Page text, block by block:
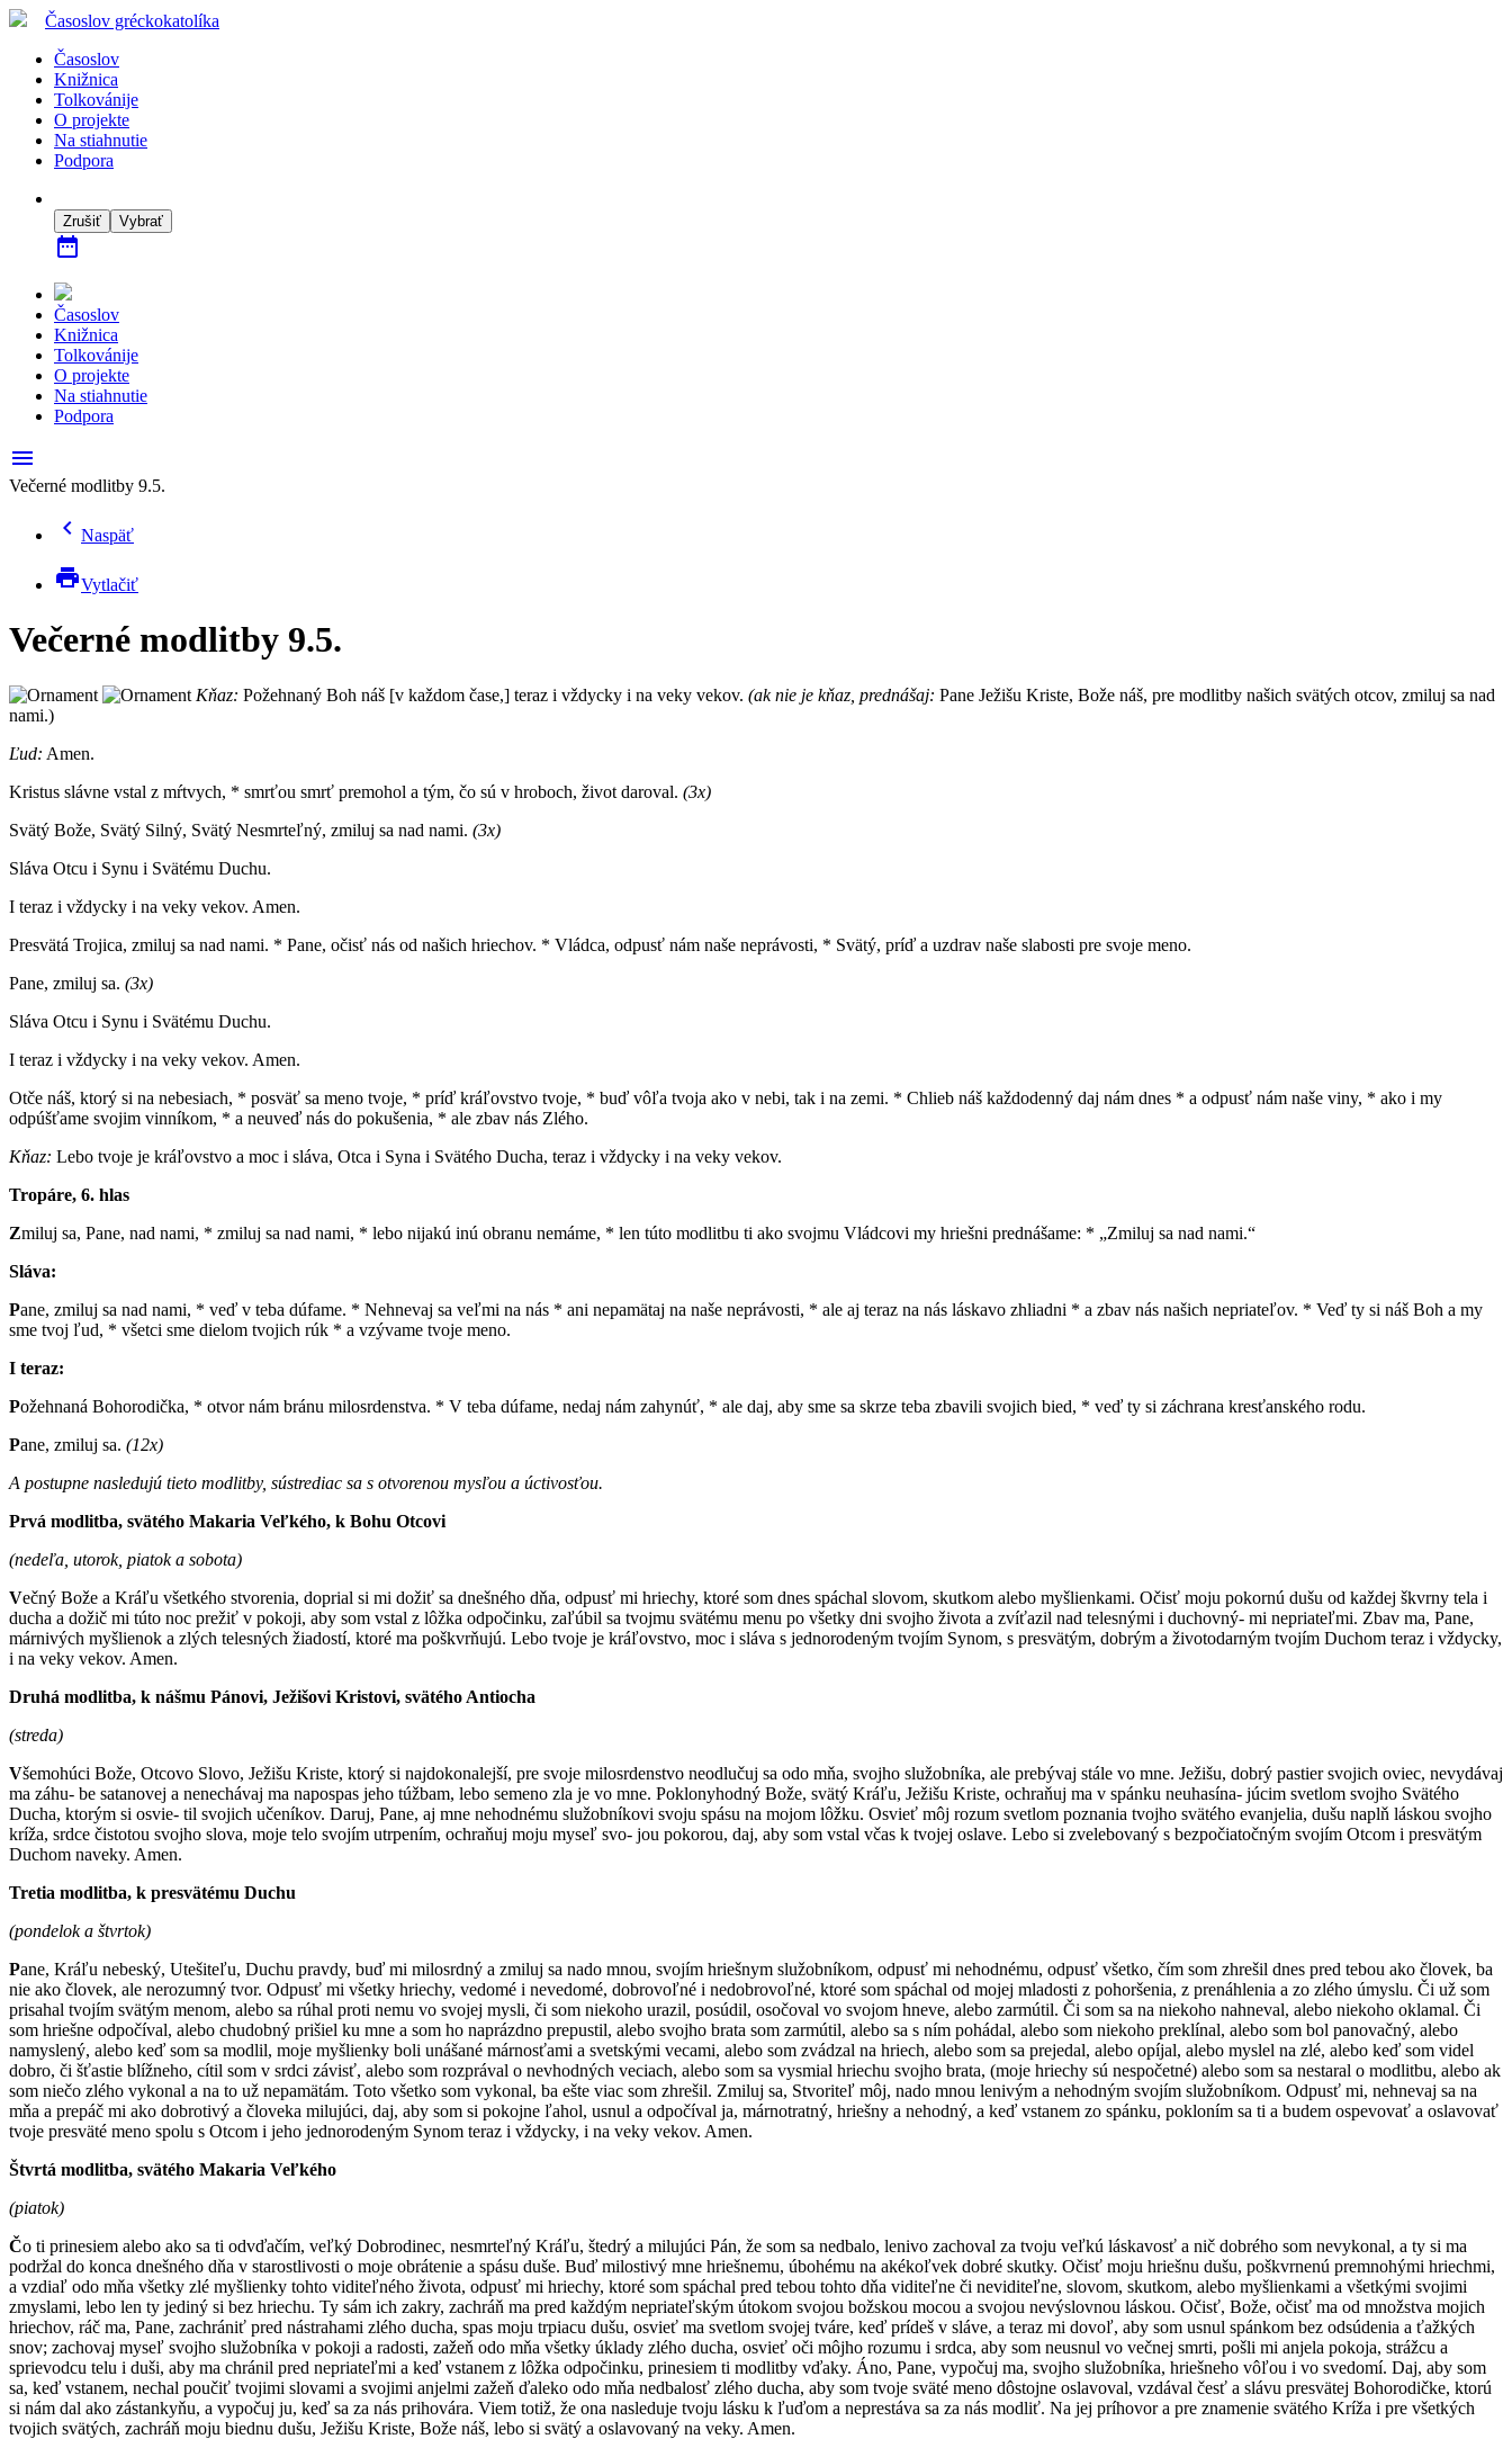
Časoslov gréckokatolíka
Časoslov
Knižnica
Tolkovánije
O projekte
Na stiahnutie
Podpora
Zrušiť Vybrať
date_range
Časoslov
Knižnica
Tolkovánije
O projekte
Na stiahnutie
Podpora
menu
Večerné modlitby 9.5.
chevron_left Naspäť
printVytlačiť
Večerné modlitby 9.5.
Kňaz: Požehnaný Boh náš [v každom čase,] teraz i vždycky i na veky vekov. (ak nie je kňaz, prednášaj: Pane Ježišu Kriste, Bože náš, pre modlitby našich svätých otcov, zmiluj sa nad
nami.)
Ľud: Amen.
Kristus slávne vstal z mŕtvych, * smrťou smrť premohol a tým, čo sú v hroboch, život daroval. (3x)
Svätý Bože, Svätý Silný, Svätý Nesmrteľný, zmiluj sa nad nami. (3x)
Sláva Otcu i Synu i Svätému Duchu.
I teraz i vždycky i na veky vekov. Amen.
Presvätá Trojica, zmiluj sa nad nami. * Pane, očisť nás od našich hriechov. * Vládca, odpusť nám naše neprávosti, * Svätý, príď a uzdrav naše slabosti pre svoje meno.
Pane, zmiluj sa. (3x)
Sláva Otcu i Synu i Svätému Duchu.
I teraz i vždycky i na veky vekov. Amen.
Otče náš, ktorý si na nebesiach, * posväť sa meno tvoje, * príď kráľovstvo tvoje, * buď vôľa tvoja ako v nebi, tak i na zemi. * Chlieb náš každodenný daj nám dnes * a odpusť nám naše viny, * ako i my
odpúšťame svojim vinníkom, * a neuveď nás do pokušenia, * ale zbav nás Zlého.
Kňaz: Lebo tvoje je kráľovstvo a moc i sláva, Otca i Syna i Svätého Ducha, teraz i vždycky i na veky vekov.
Tropáre, 6. hlas
Zmiluj sa, Pane, nad nami, * zmiluj sa nad nami, * lebo nijakú inú obranu nemáme, * len túto modlitbu ti ako svojmu Vládcovi my hriešni prednášame: * „Zmiluj sa nad nami.“
Sláva:
Pane, zmiluj sa nad nami, * veď v teba dúfame. * Nehnevaj sa veľmi na nás * ani nepamätaj na naše neprávosti, * ale aj teraz na nás láskavo zhliadni * a zbav nás našich nepriateľov. * Veď ty si náš Boh a my
sme tvoj ľud, * všetci sme dielom tvojich rúk * a vzývame tvoje meno.
I teraz:
Požehnaná Bohorodička, * otvor nám bránu milosrdenstva. * V teba dúfame, nedaj nám zahynúť, * ale daj, aby sme sa skrze teba zbavili svojich bied, * veď ty si záchrana kresťanského rodu.
Pane, zmiluj sa. (12x)
A postupne nasledujú tieto modlitby, sústrediac sa s otvorenou mysľou a úctivosťou.
Prvá modlitba, svätého Makaria Veľkého, k Bohu Otcovi
(nedeľa, utorok, piatok a sobota)
Večný Bože a Kráľu všetkého stvorenia, doprial si mi dožiť sa dnešného dňa, odpusť mi hriechy, ktoré som dnes spáchal slovom, skutkom alebo myšlienkami. Očisť moju pokornú dušu od každej škvrny tela i
ducha a dožič mi túto noc prežiť v pokoji, aby som vstal z lôžka odpočinku, zaľúbil sa tvojmu svätému menu po všetky dni svojho života a zvíťazil nad telesnými i duchovný- mi nepriateľmi. Zbav ma, Pane,
márnivých myšlienok a zlých telesných žiadostí, ktoré ma poškvrňujú. Lebo tvoje je kráľovstvo, moc i sláva s jednorodeným tvojím Synom, s presvätým, dobrým a životodarným tvojím Duchom teraz i vždycky,
i na veky vekov. Amen.
Druhá modlitba, k nášmu Pánovi, Ježišovi Kristovi, svätého Antiocha
(streda)
Všemohúci Bože, Otcovo Slovo, Ježišu Kriste, ktorý si najdokonalejší, pre svoje milosrdenstvo neodlučuj sa odo mňa, svojho služobníka, ale prebývaj stále vo mne. Ježišu, dobrý pastier svojich oviec, nevydávaj
ma záhu- be satanovej a nenechávaj ma napospas jeho túžbam, lebo semeno zla je vo mne. Poklonyhodný Bože, svätý Kráľu, Ježišu Kriste, ochraňuj ma v spánku neuhasína- júcim svetlom svojho Svätého
Ducha, ktorým si osvie- til svojich učeníkov. Daruj, Pane, aj mne nehodnému služobníkovi svoju spásu na mojom lôžku. Osvieť môj rozum svetlom poznania tvojho svätého evanjelia, dušu naplň láskou svojho
kríža, srdce čistotou svojho slova, moje telo svojím utrpením, ochraňuj moju myseľ svo- jou pokorou, daj, aby som vstal včas k tvojej oslave. Lebo si zvelebovaný s bezpočiatočným svojím Otcom i presvätým
Duchom naveky. Amen.
Tretia modlitba, k presvätému Duchu
(pondelok a štvrtok)
Pane, Kráľu nebeský, Utešiteľu, Duchu pravdy, buď mi milosrdný a zmiluj sa nado mnou, svojím hriešnym služobníkom, odpusť mi nehodnému, odpusť všetko, čím som zhrešil dnes pred tebou ako človek, ba
nie ako človek, ale nerozumný tvor. Odpusť mi všetky hriechy, vedomé i nevedomé, dobrovoľné i nedobrovoľné, ktoré som spáchal od mojej mladosti z pohoršenia, z prenáhlenia a zo zlého úmyslu. Či už som
prisahal tvojím svätým menom, alebo sa rúhal proti nemu vo svojej mysli, či som niekoho urazil, posúdil, osočoval vo svojom hneve, alebo zarmútil. Či som sa na niekoho nahneval, alebo niekoho oklamal. Či
som hriešne odpočíval, alebo chudobný prišiel ku mne a som ho naprázdno prepustil, alebo svojho brata som zarmútil, alebo sa s ním pohádal, alebo som niekoho preklínal, alebo som bol panovačný, alebo
namyslený, alebo keď som sa modlil, moje myšlienky boli unášané márnosťami a svetskými vecami, alebo som zvádzal na hriech, alebo som sa prejedal, alebo opíjal, alebo myslel na zlé, alebo keď som videl
dobro, či šťastie blížneho, cítil som v srdci závisť, alebo som rozprával o nevhodných veciach, alebo som sa vysmial hriechu svojho brata, (moje hriechy sú nespočetné) alebo som sa nestaral o modlitbu, alebo ak
som niečo zlého vykonal a na to už nepamätám. Toto všetko som vykonal, ba ešte viac som zhrešil. Zmiluj sa, Stvoriteľ môj, nado mnou lenivým a nehodným svojím služobníkom. Odpusť mi, nehnevaj sa na
mňa a prepáč mi ako dobrotivý a človeka milujúci, daj, aby som si pokojne ľahol, usnul a odpočíval ja, márnotratný, hriešny a nehodný, a keď vstanem zo spánku, pokloním sa ti a budem ospevovať a oslavovať
tvoje presväté meno spolu s Otcom i jeho jednorodeným Synom teraz i vždycky, i na veky vekov. Amen.
Štvrtá modlitba, svätého Makaria Veľkého
(piatok)
Čo ti prinesiem alebo ako sa ti odvďačím, veľký Dobrodinec, nesmrteľný Kráľu, štedrý a milujúci Pán, že som sa nedbalo, lenivo zachoval za tvoju veľkú láskavosť a nič dobrého som nevykonal, a ty si ma
podržal do konca dnešného dňa v starostlivosti o moje obrátenie a spásu duše. Buď milostivý mne hriešnemu, úbohému na akékoľvek dobré skutky. Očisť moju hriešnu dušu, poškvrnenú premnohými hriechmi,
a vzdiaľ odo mňa všetky zlé myšlienky tohto viditeľného života, odpusť mi hriechy, ktoré som spáchal pred tebou tohto dňa viditeľne či neviditeľne, slovom, skutkom, alebo myšlienkami a všetkými svojimi
zmyslami, lebo len ty jediný si bez hriechu. Ty sám ich zakry, zachráň ma pred každým nepriateľským útokom svojou božskou mocou a svojou nevýslovnou láskou. Očisť, Bože, očisť ma od množstva mojich
hriechov, ráč ma, Pane, zachrániť pred nástrahami zlého ducha, spas moju trpiacu dušu, osvieť ma svetlom svojej tváre, keď prídeš v sláve, a teraz mi dovoľ, aby som usnul spánkom bez odsúdenia a ťažkých
snov; zachovaj myseľ svojho služobníka v pokoji a radosti, zažeň odo mňa všetky úklady zlého ducha, osvieť oči môjho rozumu i srdca, aby som neusnul vo večnej smrti, pošli mi anjela pokoja, strážcu a
sprievodcu telu i duši, aby ma chránil pred nepriateľmi a keď vstanem z lôžka odpočinku, prinesiem ti modlitby vďaky. Áno, Pane, vypočuj ma, svojho služobníka, hriešneho vôľou i vo svedomí. Daj, aby som
sa, keď vstanem, nechal poučiť tvojimi slovami a svojimi anjelmi zažeň ďaleko odo mňa nedbalosť zlého ducha, aby som tvoje sväté meno dôstojne oslavoval, vzdával česť a slávu presvätej Bohorodičke, ktorú
si nám dal ako zástankyňu, a vypočuj ju, keď sa za nás prihovára. Viem totiž, že ona nasleduje tvoju lásku k ľuďom a neprestáva sa za nás modliť. Na jej príhovor a pre znamenie svätého Kríža i pre všetkých
tvojich svätých, zachráň moju biednu dušu, Ježišu Kriste, Bože náš, lebo si svätý a oslavovaný na veky. Amen.